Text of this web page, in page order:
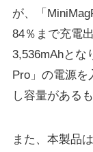
が、「
84％まで充電
3,536mAhとな
Pro」の電源を
し容量がある
また、本製品